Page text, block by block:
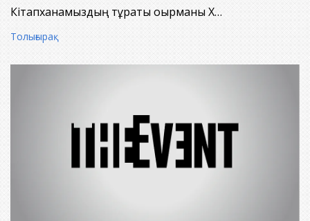
Кітапханамыздың тұрақты оқырманы Х…
Толығырақ